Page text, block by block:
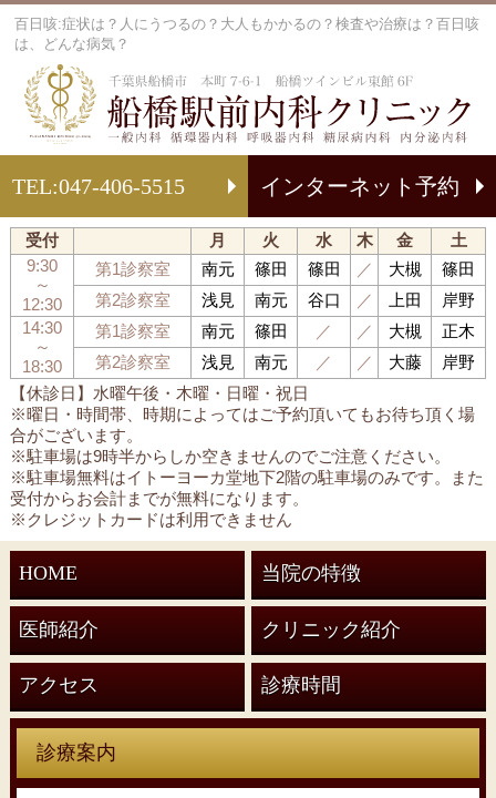
百日咳:症状は？人にうつるの？大人もかかるの？検査や治療は？百日咳
は、どんな病気？
TEL:047-406-5515 インターネット予約
【休診日】水曜午後・木曜・日曜・祝日
※曜日・時間帯、時期によってはご予約頂いてもお待ち頂く場
合がございます。
※駐車場は9時半からしか空きませんのでご注意ください。
※駐車場無料はイトーヨーカ堂地下2階の駐車場のみです。また
受付からお会計までが無料になります。
※クレジットカードは利用できません
受付 月 火 水 木 金
土
9:30
～
12:30
第1診察室 南元 篠田 篠田 ／ 大槻
篠田
第2診察室
浅見 南元 谷口 ／ 上田
岸野
14:30
～
18:30
第1診察室 南元 篠田 ／ ／ 大槻
正木
第2診察室
浅見 南元 ／ ／ 大藤 岸野
HOME 当院の特徴
医師紹介 クリニック紹介
アクセス 診療時間
診療案内